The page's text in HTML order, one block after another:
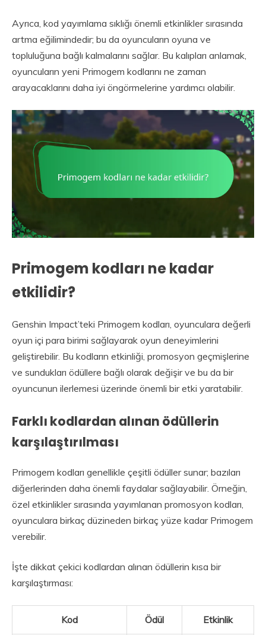
Ayrıca, kod yayımlama sıklığı önemli etkinlikler sırasında
artma eğilimindedir; bu da oyuncuların oyuna ve
topluluğuna bağlı kalmalarını sağlar. Bu kalıpları anlamak,
oyuncuların yeni Primogem kodlarını ne zaman
arayacaklarını daha iyi öngörmelerine yardımcı olabilir.
Primogem kodları ne kadar
etkilidir?
Genshin Impact’teki Primogem kodları, oyunculara değerli
oyun içi para birimi sağlayarak oyun deneyimlerini
geliştirebilir. Bu kodların etkinliği, promosyon geçmişlerine
ve sundukları ödüllere bağlı olarak değişir ve bu da bir
oyuncunun ilerlemesi üzerinde önemli bir etki yaratabilir.
Farklı kodlardan alınan ödüllerin
karşılaştırılması
Primogem kodları genellikle çeşitli ödüller sunar; bazıları
diğerlerinden daha önemli faydalar sağlayabilir. Örneğin,
özel etkinlikler sırasında yayımlanan promosyon kodları,
oyunculara birkaç düzineden birkaç yüze kadar Primogem
verebilir.
İşte dikkat çekici kodlardan alınan ödüllerin kısa bir
karşılaştırması:
Kod Ödül Etkinlik